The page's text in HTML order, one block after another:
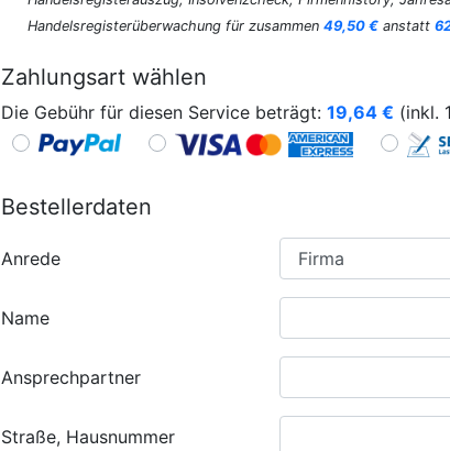
Handelsregisterüberwachung für zusammen 49,50 € anstatt
Zahlungsart wählen
Die Gebühr für diesen Service beträgt: 19,64 € (inkl.
Bestellerdaten
Anrede
Name
Ansprechpartner
Straße, Hausnummer